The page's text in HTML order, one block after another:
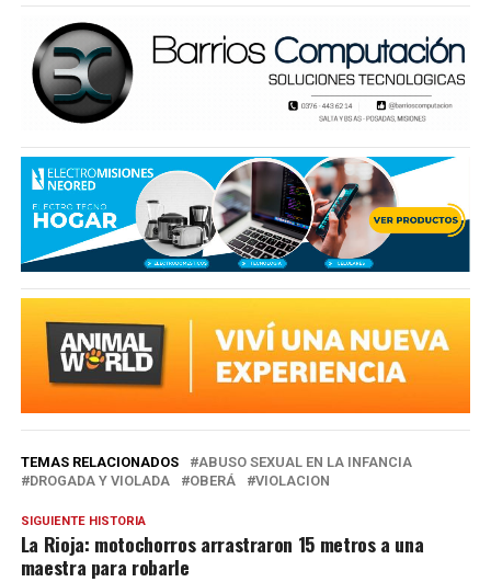
TEMAS RELACIONADOS
ABUSO SEXUAL EN LA INFANCIA
DROGADA Y VIOLADA
OBERÁ VIOLACION
SIGUIENTE HISTORIA
La Rioja: motochorros arrastraron 15 metros a una
maestra para robarle